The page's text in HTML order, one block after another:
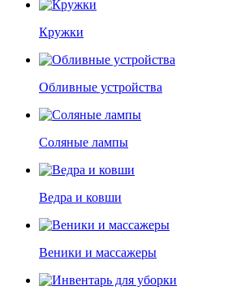
Кружки
Обливные устройства
Соляные лампы
Ведра и ковши
Веники и массажеры